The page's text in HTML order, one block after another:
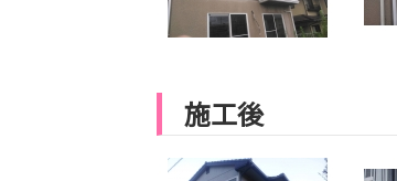
施工後